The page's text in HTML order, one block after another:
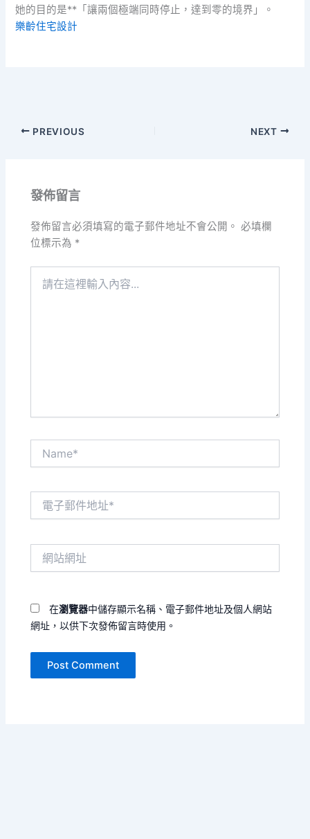
她的目的是**「讓兩個極端同時停止，達到零的境界」。
樂齡住宅設計
PREVIOUS NEXT
發佈留言
發佈留言必須填寫的電子郵件地址不會公開。 必填欄
位標示為 *
在瀏覽器中儲存顯示名稱、電子郵件地址及個人網站
網址，以供下次發佈留言時使用。